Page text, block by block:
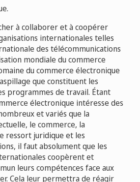
à collaborer et à coopérer
internationales telles
des télécommunications
mondiale du commerce
du commerce électronique
que constituent les
programmes de travail. Étant
électronique intéresse des
et variés que la
le commerce, la
ressort juridique et les
il faut absolument que les
coopèrent et
leurs compétences face aux
Cela leur permettra de réagir